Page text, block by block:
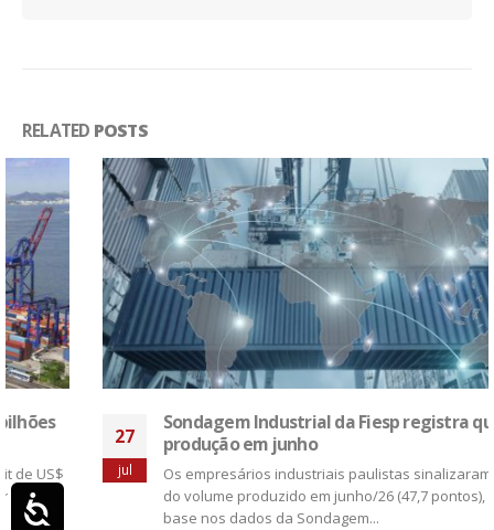
RELATED POSTS
27
jul
Sondagem Industrial da Fiesp registra queda da
produção em junho
Os empresários industriais paulistas sinalizaram redução
do volume produzido em junho/26 (47,7 pontos), com
base nos dados da Sondagem...